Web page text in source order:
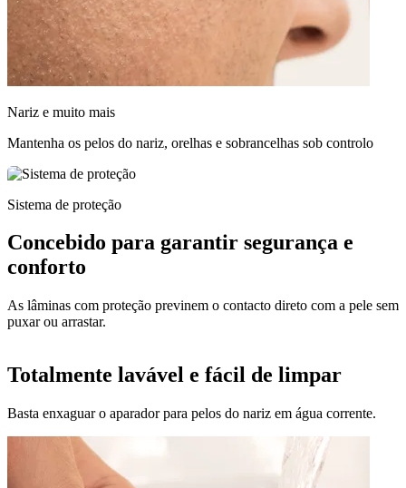
Nariz e muito mais
Mantenha os pelos do nariz, orelhas e sobrancelhas sob controlo
Sistema de proteção
Concebido para garantir segurança e
conforto
As lâminas com proteção previnem o contacto direto com a pele sem
puxar ou arrastar.
Totalmente lavável e fácil de limpar
Basta enxaguar o aparador para pelos do nariz em água corrente.